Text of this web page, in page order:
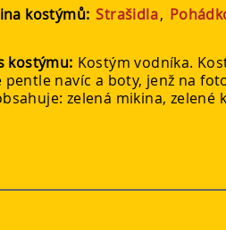
kostýmů: Strašidla,
kostýmu: Kostým vodníka.
pentle navíc a boty, jenž na
zelená mikina, zelené